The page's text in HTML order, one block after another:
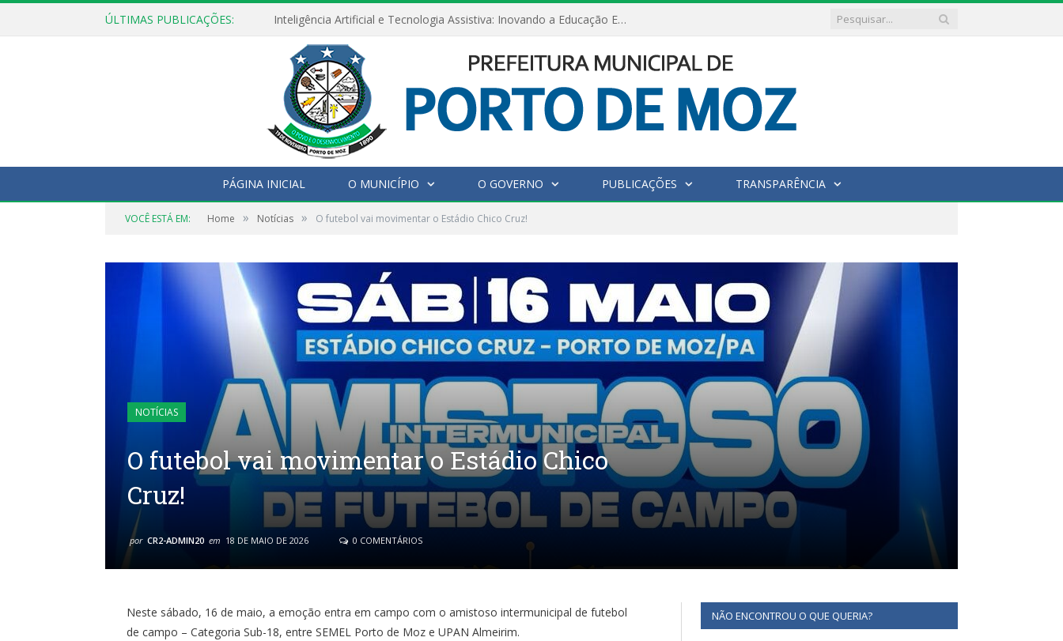
ÚLTIMAS PUBLICAÇÕES: De volta às aulas!
PÁGINA INICIAL O MUNICÍPIO O GOVERNO PUBLICAÇÕES TRANSPARÊNCIA
VOCÊ ESTÁ EM: Home » Notícias » O futebol vai movimentar o Estádio Chico Cruz!
NOTÍCIAS
O futebol vai movimentar o Estádio Chico
Cruz!
por CR2-ADMIN20 em 18 DE MAIO DE 2026 0 COMENTÁRIOS
Neste sábado, 16 de maio, a emoção entra em campo com o amistoso intermunicipal de futebol
de campo – Categoria Sub-18, entre SEMEL Porto de Moz e UPAN Almeirim.
NÃO ENCONTROU O QUE QUERIA?